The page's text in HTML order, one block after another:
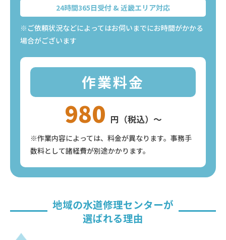
24時間365日受付 & 近畿エリア対応
※ご依頼状況などによってはお伺いまでにお時間がかかる
場合がございます
作業料金
980 円（税込）〜
※作業内容によっては、料金が異なります。事務手
数料として諸経費が別途かかります。
地域の水道修理センターが
選ばれる理由